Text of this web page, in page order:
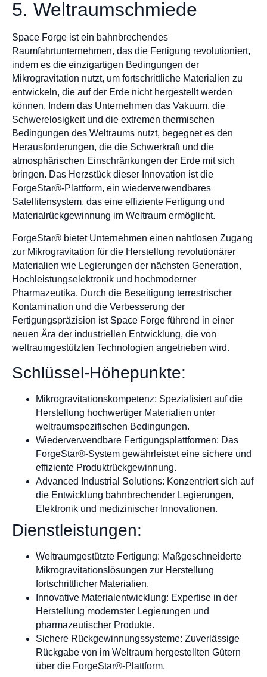
5. Weltraumschmiede
Space Forge ist ein bahnbrechendes
Raumfahrtunternehmen, das die Fertigung revolutioniert,
indem es die einzigartigen Bedingungen der
Mikrogravitation nutzt, um fortschrittliche Materialien zu
entwickeln, die auf der Erde nicht hergestellt werden
können. Indem das Unternehmen das Vakuum, die
Schwerelosigkeit und die extremen thermischen
Bedingungen des Weltraums nutzt, begegnet es den
Herausforderungen, die die Schwerkraft und die
atmosphärischen Einschränkungen der Erde mit sich
bringen. Das Herzstück dieser Innovation ist die
ForgeStar®-Plattform, ein wiederverwendbares
Satellitensystem, das eine effiziente Fertigung und
Materialrückgewinnung im Weltraum ermöglicht.
ForgeStar® bietet Unternehmen einen nahtlosen Zugang
zur Mikrogravitation für die Herstellung revolutionärer
Materialien wie Legierungen der nächsten Generation,
Hochleistungselektronik und hochmoderner
Pharmazeutika. Durch die Beseitigung terrestrischer
Kontamination und die Verbesserung der
Fertigungspräzision ist Space Forge führend in einer
neuen Ära der industriellen Entwicklung, die von
weltraumgestützten Technologien angetrieben wird.
Schlüssel-Höhepunkte:
Mikrogravitationskompetenz: Spezialisiert auf die
Herstellung hochwertiger Materialien unter
weltraumspezifischen Bedingungen.
Wiederverwendbare Fertigungsplattformen: Das
ForgeStar®-System gewährleistet eine sichere und
effiziente Produktrückgewinnung.
Advanced Industrial Solutions: Konzentriert sich auf
die Entwicklung bahnbrechender Legierungen,
Elektronik und medizinischer Innovationen.
Dienstleistungen:
Weltraumgestützte Fertigung: Maßgeschneiderte
Mikrogravitationslösungen zur Herstellung
fortschrittlicher Materialien.
Innovative Materialentwicklung: Expertise in der
Herstellung modernster Legierungen und
pharmazeutischer Produkte.
Sichere Rückgewinnungssysteme: Zuverlässige
Rückgabe von im Weltraum hergestellten Gütern
über die ForgeStar®-Plattform.